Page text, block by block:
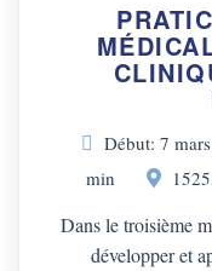
Début: 7
min
Dans le troisième
développer et